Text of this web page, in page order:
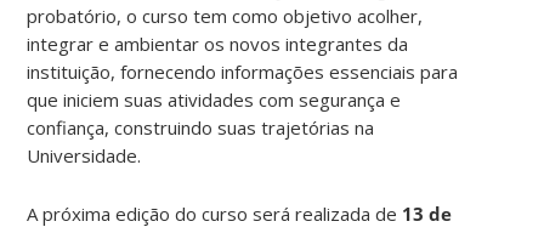
probatório, o curso tem como objetivo acolher,
integrar e ambientar os novos integrantes da
instituição, fornecendo informações essenciais para
que iniciem suas atividades com segurança e
confiança, construindo suas trajetórias na
Universidade.
A próxima edição do curso será realizada de 13 de